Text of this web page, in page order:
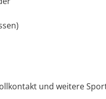
und weitere